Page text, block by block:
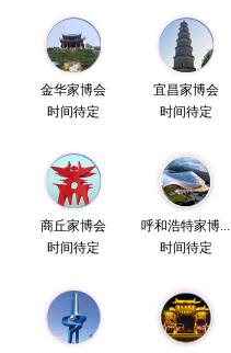
金华家博会
时间待定
宜昌家博会
时间待定
商丘家博会
时间待定
呼和浩特家博...
时间待定